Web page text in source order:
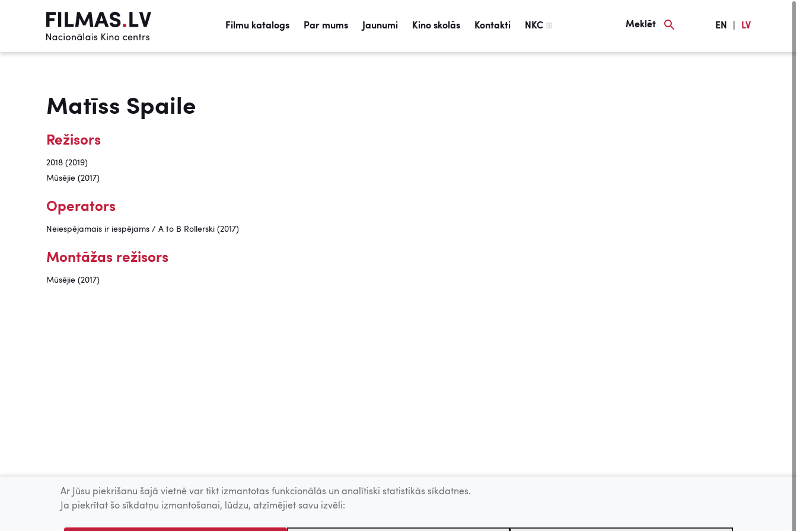
Filmu katalogs Par mums Jaunumi Kino skolās Kontakti NKC Meklēt EN LV
Matīss Spaile
Režisors
2018 (2019)
Mūsējie (2017)
Operators
Neiespējamais ir iespējams / A to B Rollerski (2017)
Montāžas režisors
Mūsējie (2017)
Ar Jūsu piekrišanu šajā vietnē var tikt izmantotas funkcionālās un analītiski statistikās sīkdatnes.
Ja piekrītat šo sīkdatņu izmantošanai, lūdzu, atzīmējiet savu izvēli: